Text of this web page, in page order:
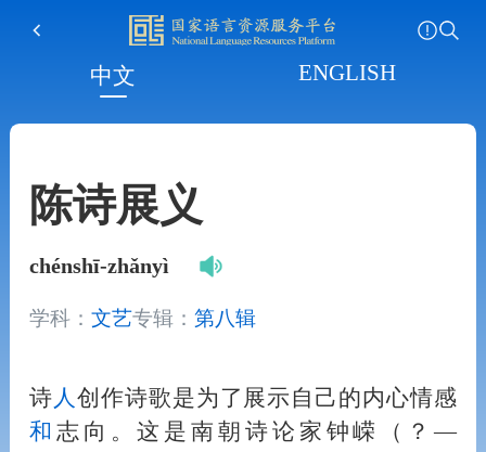
中文 ENGLISH
陈诗展义
chénshī-zhǎnyì
学科： 文艺专辑： 第八辑
诗 人 创作诗歌是为了展示自己的内心情感
和 志向。这是南朝诗论家钟嵘（？—